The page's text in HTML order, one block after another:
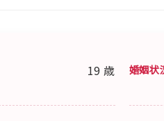
19 歳 婚姻状